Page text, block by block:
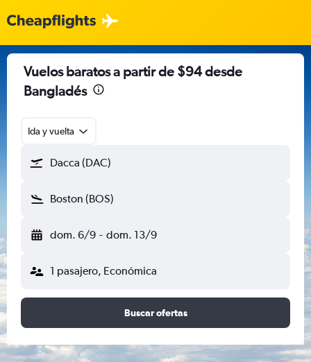
Vuelos baratos a partir de $94 desde
Bangladés
Ida y vuelta
Dacca (DAC)
Boston (BOS)
dom. 6/9 - dom. 13/9
1 pasajero, Económica
Buscar ofertas